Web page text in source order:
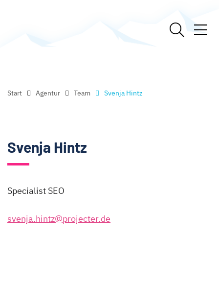
Start Agentur Team Svenja Hintz
Svenja Hintz
Specialist SEO
svenja.hintz@projecter.de